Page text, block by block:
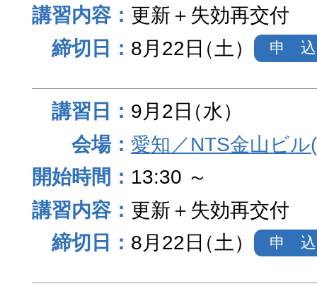
更新＋失効再交付
8月22日（土） 申 込
9月2日（水）
愛知／NTS金山ビ
13:30 ～
更新＋失効再交付
8月22日（土） 申 込